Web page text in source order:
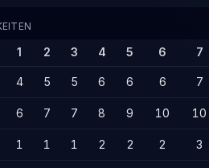
1 2 3 4 5 6 7
4 5 5 6 6 6 7
6 7 7 8 9 10 10
1 1 1 2 2 2 3